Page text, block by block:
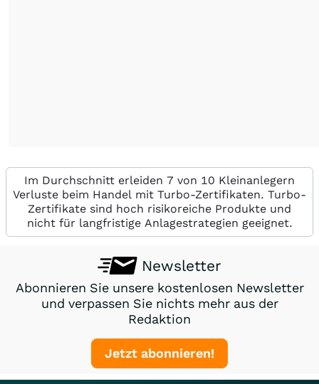
Im Durchschnitt erleiden 7 von 10 Kleinanlegern
Verluste beim Handel mit Turbo-Zertifikaten. Turbo-
Zertifikate sind hoch risikoreiche Produkte und
nicht für langfristige Anlagestrategien geeignet.
Newsletter
Abonnieren Sie unsere kostenlosen Newsletter
und verpassen Sie nichts mehr aus der
Redaktion
Jetzt abonnieren!